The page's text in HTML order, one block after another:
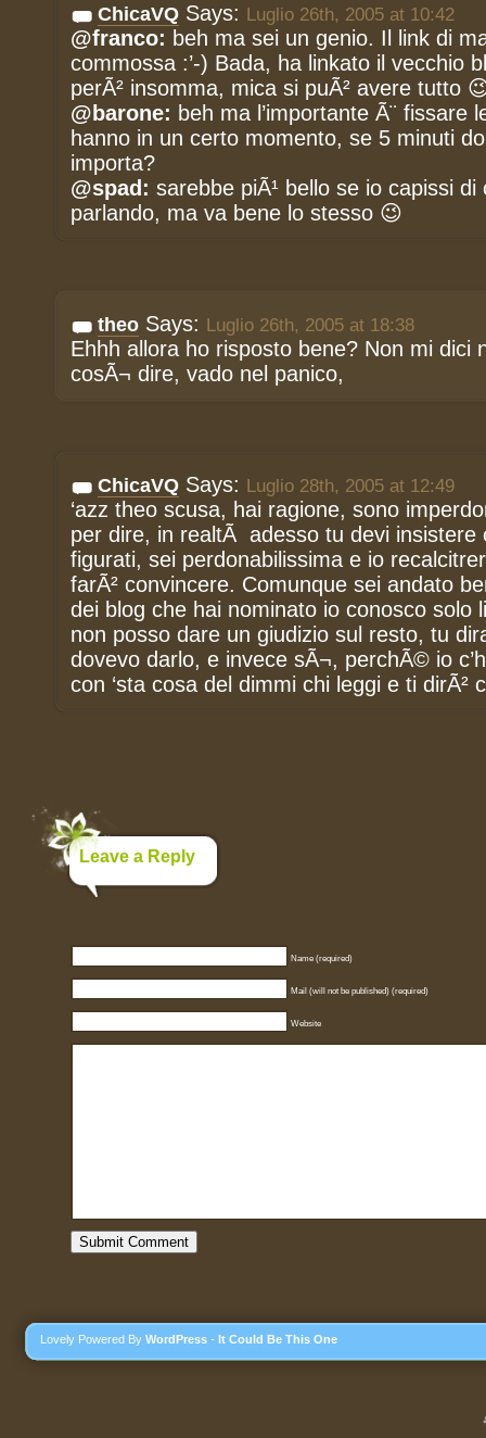
ChicaVQ Says: Luglio 26th, 2005 at 10:42
@franco: beh ma sei un genio. Il link di
commossa :’-) Bada, ha linkato il vecchio
perÃ² insomma, mica si puÃ² avere tutto
@barone: beh ma l’importante Ã¨ fissare
hanno in un certo momento, se 5 minuti
importa?
@spad: sarebbe piÃ¹ bello se io capissi di
parlando, ma va bene lo stesso 😉
theo Says: Luglio 26th, 2005 at 18:38
Ehhh allora ho risposto bene? Non mi dici
cosÃ¬ dire, vado nel panico,
ChicaVQ Says: Luglio 28th, 2005 at 12:49
‘azz theo scusa, hai ragione, sono
per dire, in realtÃ adesso tu devi insistere
figurati, sei perdonabilissima e io
farÃ² convincere. Comunque sei andato
dei blog che hai nominato io conosco solo
non posso dare un giudizio sul resto, tu
dovevo darlo, e invece sÃ¬, perchÃ© io
con ‘sta cosa del dimmi chi leggi e ti dirÃ²
Leave a Reply
Name (required)
Mail (will not be published) (required)
Website
Lovely Powered By WordPress - It Could Be This One